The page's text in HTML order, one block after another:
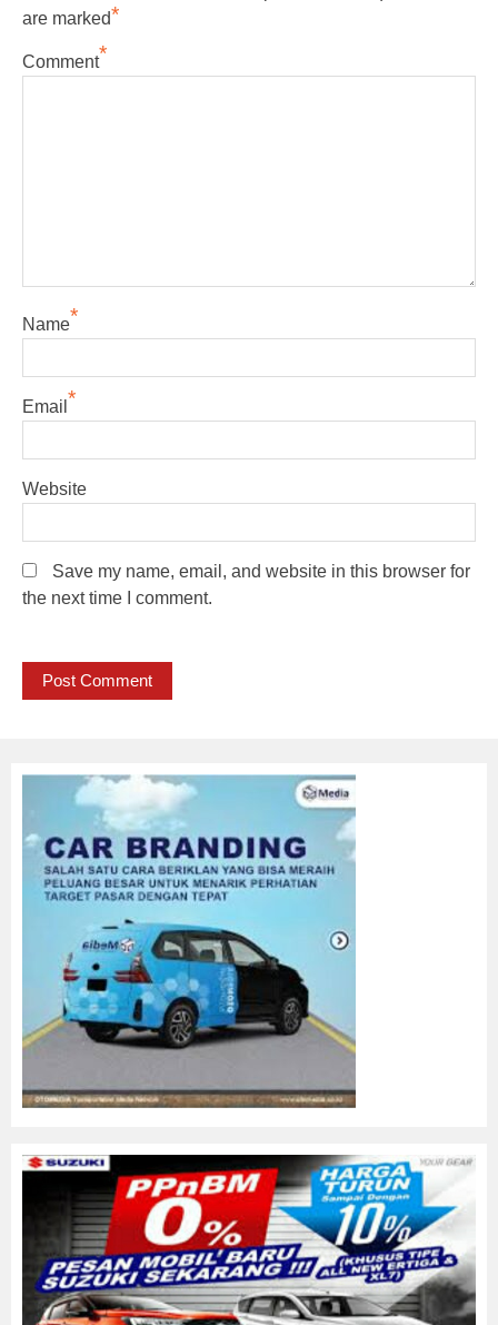
are marked*
Comment*
Name*
Email *
Website
Save my name, email, and website in this browser for
the next time I comment.